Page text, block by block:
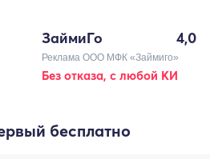
ЗаймиГо 4,0
Реклама ООО МФК «Займиго»
Без отказа, с любой КИ
бесплатно